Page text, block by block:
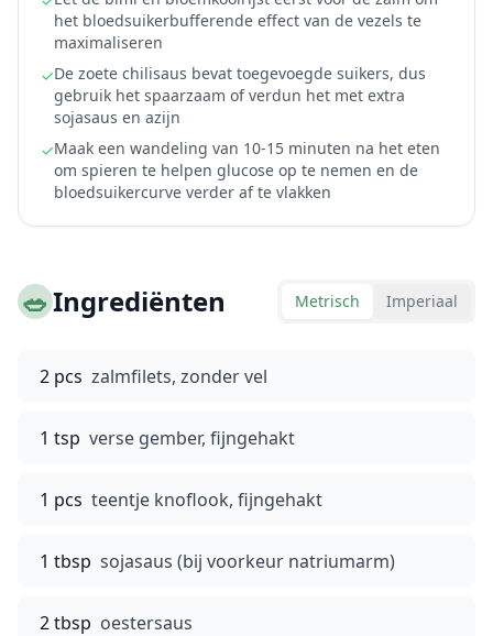
het bloedsuikerbufferende effect van de vezels te
maximaliseren
✓De zoete chilisaus bevat toegevoegde suikers, dus
gebruik het spaarzaam of verdun het met extra
sojasaus en azijn
✓Maak een wandeling van 10-15 minuten na het eten
om spieren te helpen glucose op te nemen en de
bloedsuikercurve verder af te vlakken
🥗Ingrediënten Metrisch Imperiaal
2 pcs zalmfilets, zonder vel
1 tsp verse gember, fijngehakt
1 pcs teentje knoflook, fijngehakt
1 tbsp sojasaus (bij voorkeur natriumarm)
2 tbsp oestersaus